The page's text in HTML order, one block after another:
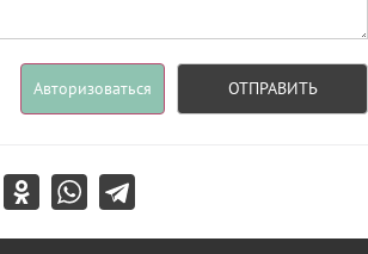
Авторизоваться ОТПРАВИТЬ